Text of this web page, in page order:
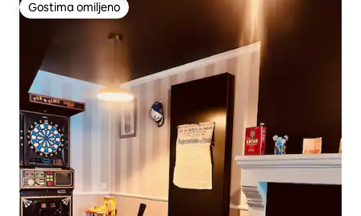
Gostima omiljeno
Gostima omiljeno